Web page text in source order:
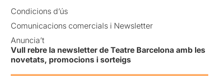
Condicions d’ús
Comunicacions comercials i Newsletter
Anuncia’t
Vull rebre la newsletter de Teatre Barcelona amb les
novetats, promocions i sorteigs